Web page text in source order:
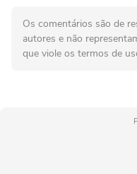
Os comentários são de
autores e não
que viole os termos de